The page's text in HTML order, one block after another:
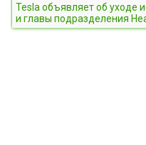
Tesla объявляет об уходе
и главы подразделения